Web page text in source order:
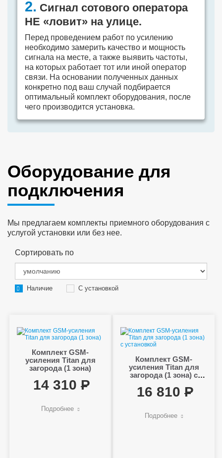
2. Сигнал сотового оператора
НЕ «ловит» на улице.
Перед проведением работ по усилению
необходимо замерить качество и мощность
сигнала на месте, а также выявить частоты,
на которых работает тот или иной оператор
связи. На основании полученных данных
конкретно под ваш случай подбирается
оптимальный комплект оборудования, после
чего производится установка.
Оборудование для
подключения
Мы предлагаем комплекты приемного оборудования с
услугой установки или без нее.
Сортировать по
Наличие С установкой
Комплект GSM-
усиления Titan для
загорода (1 зона)
14 310
Подробнее
Комплект GSM-
усиления Titan для
загорода (1 зона) с
16 810
Подробнее